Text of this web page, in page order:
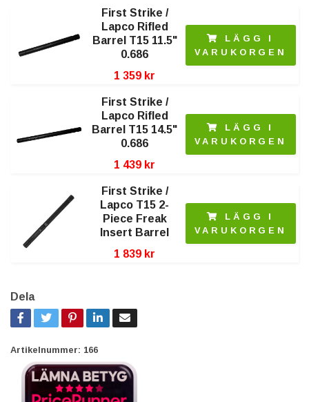
First Strike /
Lapco Rifled
Barrel T15 11.5"
0.686
1 359 kr
LÄGG I
VARUKORGEN
First Strike /
Lapco Rifled
Barrel T15 14.5"
0.686
1 439 kr
LÄGG I
VARUKORGEN
First Strike /
Lapco T15 2-
Piece Freak
Insert Barrel
1 839 kr
LÄGG I
VARUKORGEN
Dela
Artikelnummer: 166